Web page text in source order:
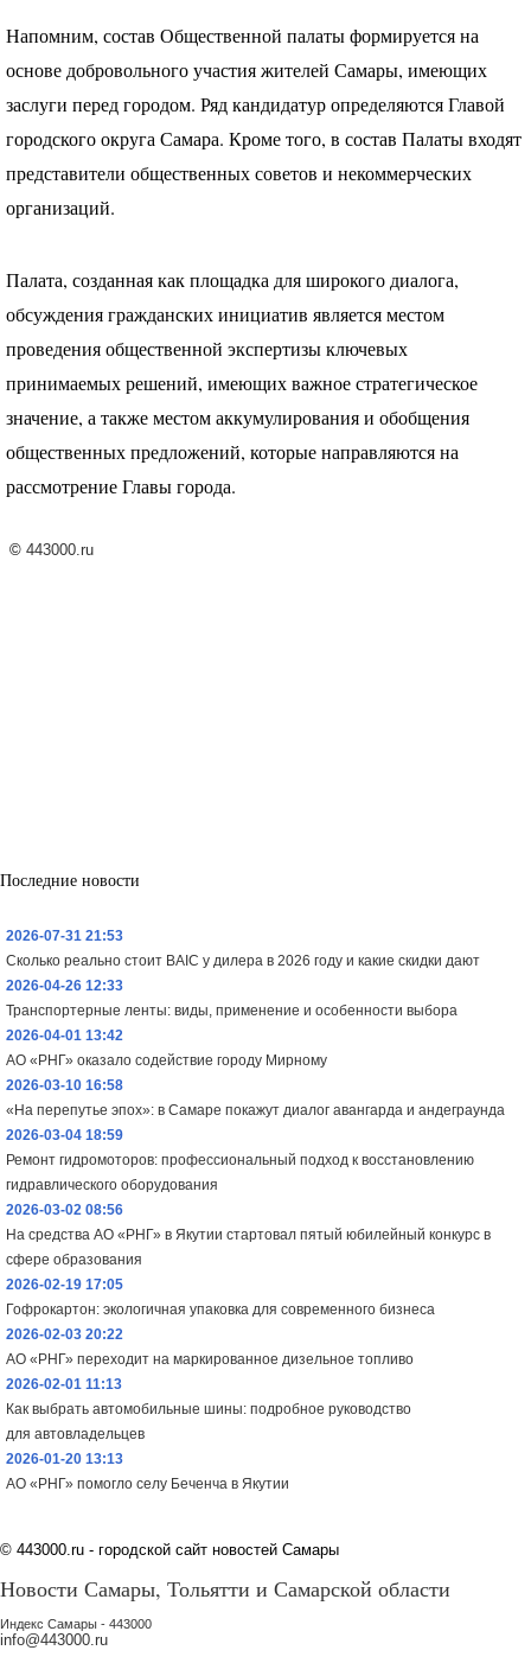
Напомним, состав Общественной палаты формируется на
основе добровольного участия жителей Самары, имеющих
заслуги перед городом. Ряд кандидатур определяются Главой
городского округа Самара. Кроме того, в состав Палаты входят
представители общественных советов и некоммерческих
организаций.
Палата, созданная как площадка для широкого диалога,
обсуждения гражданских инициатив является местом
проведения общественной экспертизы ключевых
принимаемых решений, имеющих важное стратегическое
значение, а также местом аккумулирования и обобщения
общественных предложений, которые направляются на
рассмотрение Главы города.
© 443000.ru
Последние новости
2026-07-31 21:53
Сколько реально стоит BAIC у дилера в 2026 году и какие скидки дают
2026-04-26 12:33
Транспортерные ленты: виды, применение и особенности выбора
2026-04-01 13:42
АО «РНГ» оказало содействие городу Мирному
2026-03-10 16:58
«На перепутье эпох»: в Самаре покажут диалог авангарда и андеграунда
2026-03-04 18:59
Ремонт гидромоторов: профессиональный подход к восстановлению
гидравлического оборудования
2026-03-02 08:56
На средства АО «РНГ» в Якутии стартовал пятый юбилейный конкурс в
сфере образования
2026-02-19 17:05
Гофрокартон: экологичная упаковка для современного бизнеса
2026-02-03 20:22
АО «РНГ» переходит на маркированное дизельное топливо
2026-02-01 11:13
Как выбрать автомобильные шины: подробное руководство
для автовладельцев
2026-01-20 13:13
АО «РНГ» помогло селу Беченча в Якутии
© 443000.ru - городской сайт новостей Самары
Новости Самары, Тольятти и Самарской области
Индекс Самары - 443000
info@443000.ru